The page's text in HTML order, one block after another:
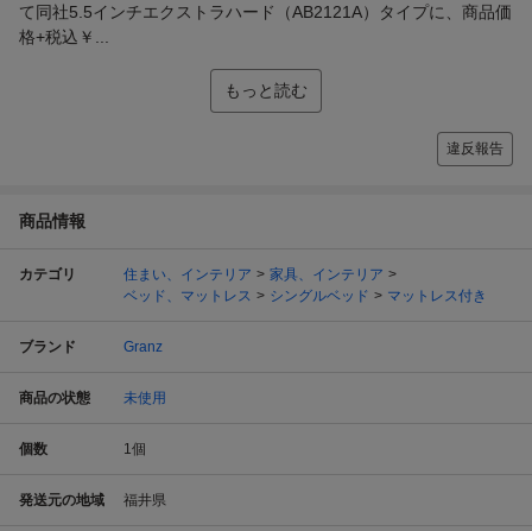
て同社5.5インチエクストラハード（AB2121A）タイプに、商品価
格+税込￥...
もっと読む
違反報告
商品情報
カテゴリ 住まい、インテリア
家具、インテリア
ベッド、マットレス
シングルベッド マットレス付き
ブランド Granz
商品の状態 未使用
個数 1個
発送元の地域 福井県